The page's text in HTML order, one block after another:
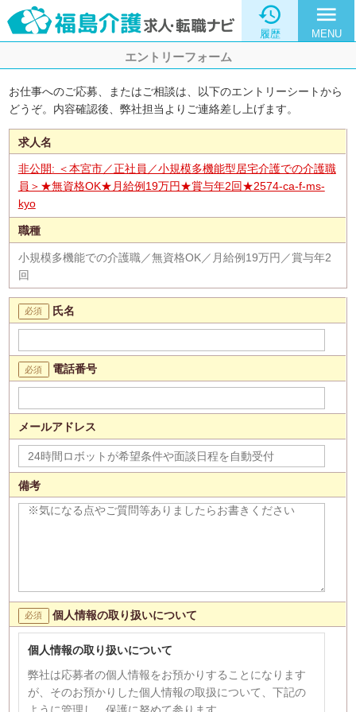

履歴
menu
MENU
エントリーフォーム
お仕事へのご応募、またはご相談は、以下のエントリーシートから
どうぞ。内容確認後、弊社担当よりご連絡差し上げます。
求人名
非公開: ＜本宮市／正社員／小規模多機能型居宅介護での介護職
員＞★無資格OK★月給例19万円★賞与年2回★2574-ca-f-ms-
kyo
職種
小規模多機能での介護職／無資格OK／月給例19万円／賞与年2
回
氏名
電話番号
メールアドレス
備考
個人情報の取り扱いについて
個人情報の取り扱いについて
弊社は応募者の個人情報をお預かりすることになります
が、そのお預かりした個人情報の取扱について、下記の
ように管理し、保護に努めて参ります。